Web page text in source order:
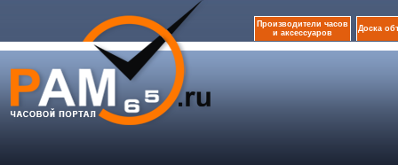
Производители часов
и аксессуаров
Доска